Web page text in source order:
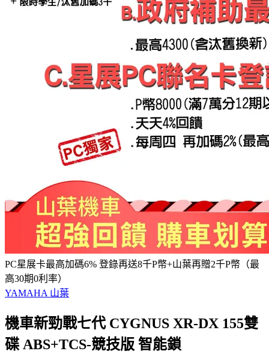
PC星展卡最高加碼6% 登錄再送8千P幣+山葉再贈2千P幣（最
高30期0利率）
YAMAHA 山葉
機車新勁戰七代 CYGNUS XR-DX 155雙
碟 ABS+TCS-競技版 智能鎖